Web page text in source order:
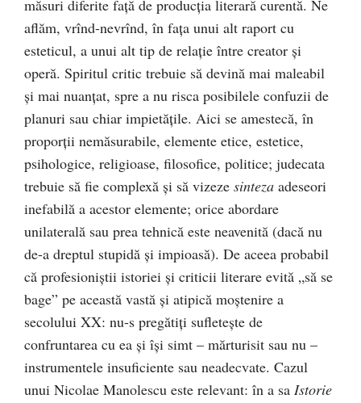
măsuri diferite faţă de producţia literară curentă. Ne
aflăm, vrînd-nevrînd, în faţa unui alt raport cu
esteticul, a unui alt tip de relaţie între creator şi
operă. Spiritul critic trebuie să devină mai maleabil
şi mai nuanţat, spre a nu risca posibilele con­fuzii de
planuri sau chiar impietăţile. Aici se ames­tecă, în
proporţii nemăsurabile, elemente etice, estetice,
psihologice, religioase, filosofice, politice; judecata
trebuie să fie complexă şi să vizeze sinteza adeseori
inefa­bilă a acestor elemente; orice abordare
unilaterală sau prea tehnică este neavenită (dacă nu
de-a dreptul stu­pidă și impioasă). De aceea probabil
că profesioniștii istoriei și criticii literare evită „să se
bage” pe această vastă și atipică moștenire a
secolului XX: nu-s pregătiți sufletește de
confruntarea cu ea și își simt – mărturisit sau nu –
instrumentele insuficiente sau neadecvate. Ca­zul
unui Nicolae Manolescu este relevant: în a sa Isto­rie